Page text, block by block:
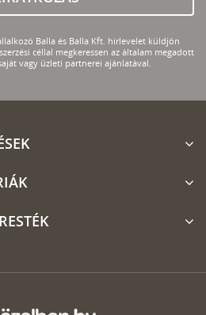
Balla és Balla Kft. hírlevelet küldjön
céllal megkeressen az általam megadott
vagy üzleti partnerei ajánlatával.